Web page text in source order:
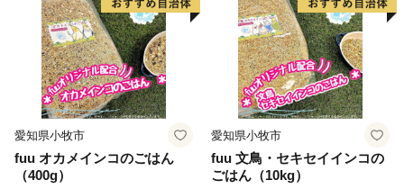
愛知県小牧市
fuu オカメインコのごはん
（400g）
愛知県小牧市
fuu 文鳥・セキセイインコの
ごはん（10kg）